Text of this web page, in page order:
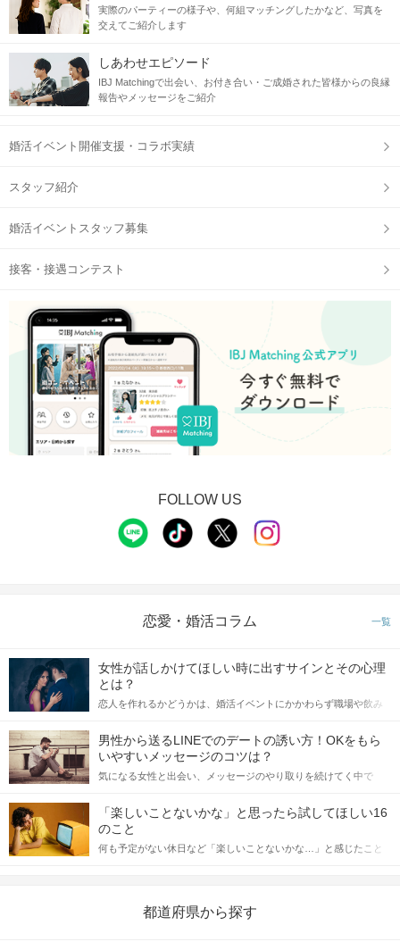
実際のパーティーの様子や、何組マッチングしたかなど、写真を
交えてご紹介します
しあわせエピソード
IBJ Matchingで出会い、お付き合い・ご成婚された皆様からの良縁
報告やメッセージをご紹介
婚活イベント開催支援・コラボ実績
スタッフ紹介
婚活イベントスタッフ募集
接客・接遇コンテスト
FOLLOW US
恋愛・婚活コラム 一覧
女性が話しかけてほしい時に出すサインとその心理
とは？
恋人を作れるかどうかは、婚活イベントにかかわらず職場や飲み
てアプローチできるかにも左右されます。 これから恋人作りを本
格的に始めようとしている方は、女性が異性を求めて出すサイン
をしっかりと理解し、正しい行動に移せるかどうかが重要。 この
記事では、女性が話しかけて欲しい時に出すサインとその心理を
合にどのような行動に繋げるべきかをご紹介していきます。
男性から送るLINEでのデートの誘い方！OKをもら
いやすいメッセージのコツは？
気になる女性と出会い、メッセージのやり取りを続けてく中で
しかし、中には「どう誘ったらいいの？」とお困りの男性もいら
っしゃるのではないでしょうか。 そこで今回は、男性から女性へ
送るLINEでのデートの誘い方のコツをご紹介します。例文も混じ
えながら解説するので、ぜひ参考にしてください。
「楽しいことないかな」と思ったら試してほしい16
のこと
何も予定がない休日など「楽しいことないかな…」と感じたこと
の楽しいことアイデアを集めました♪ いままさに楽しいことを探し
都道府県から探す